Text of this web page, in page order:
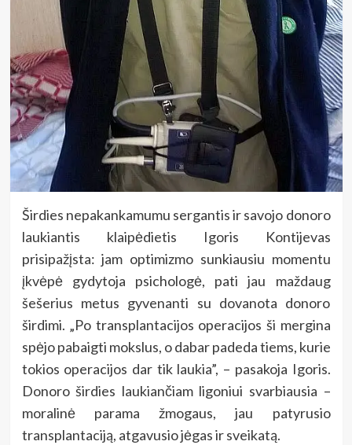
Širdies nepakankamumu sergantis ir savojo donoro
laukiantis klaipėdietis Igoris Kontijevas
prisipažįsta: jam optimizmo sunkiausiu momentu
įkvėpė gydytoja psichologė, pati jau maždaug
šešerius metus gyvenanti su dovanota donoro
širdimi. „Po transplantacijos operacijos ši mergina
spėjo pabaigti mokslus, o dabar padeda tiems, kurie
tokios operacijos dar tik laukia”, – pasakoja Igoris.
Donoro širdies laukiančiam ligoniui svarbiausia –
moralinė parama žmogaus, jau patyrusio
transplantaciją, atgavusio jėgas ir sveikatą.